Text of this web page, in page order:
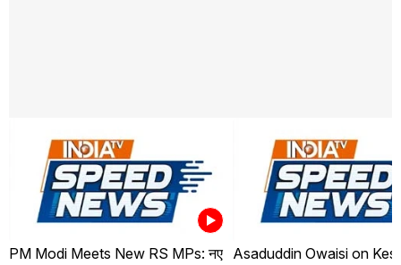
PM Modi Meets New RS MPs: नए Asaduddin Owaisi on